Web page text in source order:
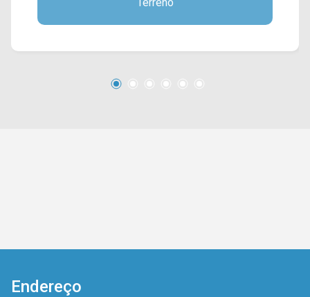
está próximo à Av. Rodolfo Kivitz, Av. Dr. Eddy
de Freitas Crisciuma, Av. Ampélio Gazzetta e Av.
Fit, farmácias Drogal e Drogasil, supermercado
Abba, pizzaria Di Madri e restaurantes. Entre em
Endereço